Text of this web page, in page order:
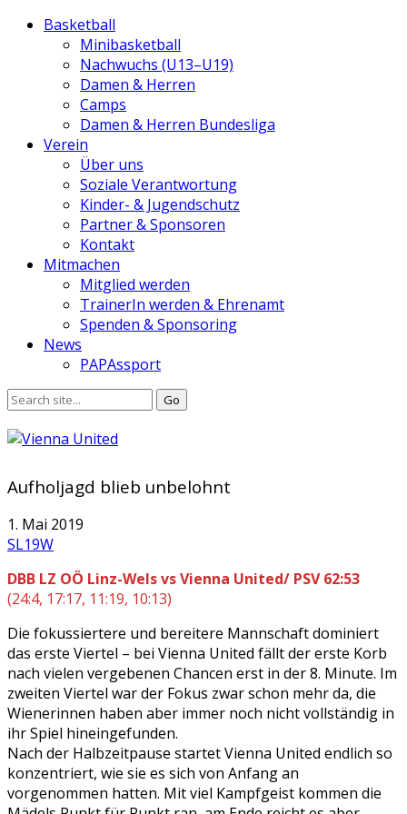
Basketball
Minibasketball
Nachwuchs (U13–U19)
Damen & Herren
Camps
Damen & Herren Bundesliga
Verein
Über uns
Soziale Verantwortung
Kinder- & Jugendschutz
Partner & Sponsoren
Kontakt
Mitmachen
Mitglied werden
TrainerIn werden & Ehrenamt
Spenden & Sponsoring
News
PAPAssport
Aufholjagd blieb unbelohnt
1. Mai 2019
SL19W
DBB LZ OÖ Linz-Wels vs Vienna United/ PSV 62:53
(24:4, 17:17, 11:19, 10:13)
Die fokussiertere und bereitere Mannschaft dominiert
das erste Viertel – bei Vienna United fällt der erste Korb
nach vielen vergebenen Chancen erst in der 8. Minute. Im
zweiten Viertel war der Fokus zwar schon mehr da, die
Wienerinnen haben aber immer noch nicht vollständig in
ihr Spiel hineingefunden.
Nach der Halbzeitpause startet Vienna United endlich so
konzentriert, wie sie es sich von Anfang an
vorgenommen hatten. Mit viel Kampfgeist kommen die